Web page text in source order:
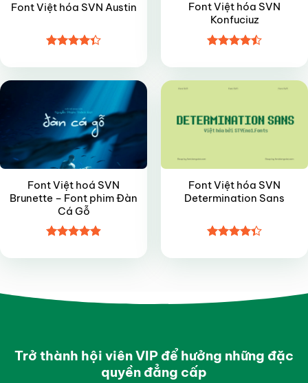
Font Việt hóa SVN Austin
hạng4.35
5 sao
Font Việt hóa SVN
Konfuciuz
hạng4.45
5 sao
Font Việt hoá SVN
Brunette – Font phim Đàn
Cá Gỗ
hạng4.95
Font Việt hóa SVN
Determination Sans
hạng4.35
Trở thành hội viên VIP để hưởng những đặc
quyền đẳng cấp